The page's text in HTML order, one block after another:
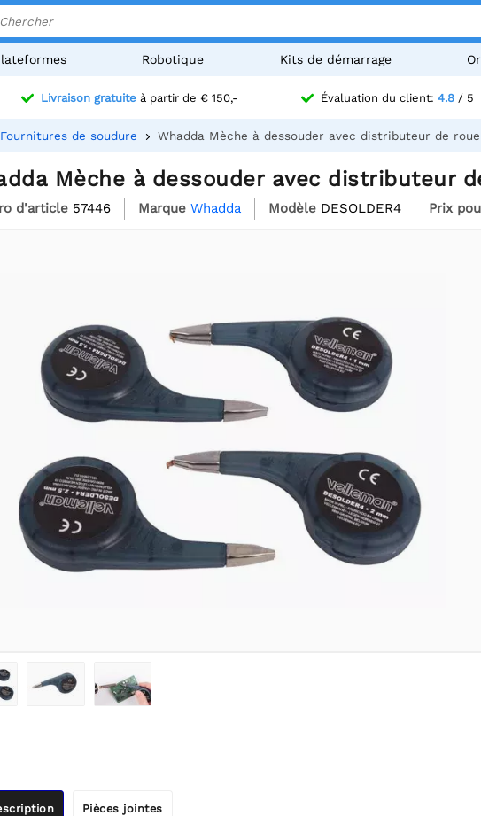
Robotique Kits de démarrage
Livraison gratuite à partir de € 150,- Évaluation du client: 4.8 / 5
Fournitures de soudure Whadda Mèche à dessouder avec distributeur de
Mèche à dessouder avec distributeur
d'article 57446 Marque Whadda Modèle DESOLDER4 Prix
Pièces jointes